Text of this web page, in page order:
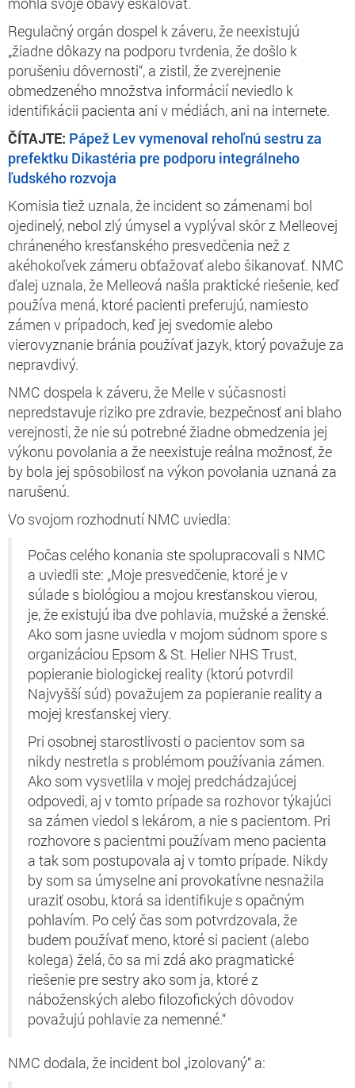
Regulačný orgán dospel k záveru, že neexistujú
„žiadne dôkazy na podporu tvrdenia, že došlo k
porušeniu dôvernosti“, a zistil, že zverejnenie
obmedzeného množstva informácií neviedlo k
identifikácii pacienta ani v médiách, ani na internete.
ČÍTAJTE: Pápež Lev vymenoval rehoľnú sestru za
prefektku Dikastéria pre podporu integrálneho
ľudského rozvoja
Komisia tiež uznala, že incident so zámenami bol
ojedinelý, nebol zlý úmysel a vyplýval skôr z Melleovej
chráneného kresťanského presvedčenia než z
akéhokoľvek zámeru obťažovať alebo šikanovať. NMC
ďalej uznala, že Melleová našla praktické riešenie, keď
používa mená, ktoré pacienti preferujú, namiesto
zámen v prípadoch, keď jej svedomie alebo
vierovyznanie bránia používať jazyk, ktorý považuje za
nepravdivý.
NMC dospela k záveru, že Melle v súčasnosti
nepredstavuje riziko pre zdravie, bezpečnosť ani blaho
verejnosti, že nie sú potrebné žiadne obmedzenia jej
výkonu povolania a že neexistuje reálna možnosť, že
by bola jej spôsobilosť na výkon povolania uznaná za
narušenú.
Vo svojom rozhodnutí NMC uviedla:
Počas celého konania ste spolupracovali s NMC
a uviedli ste: „Moje presvedčenie, ktoré je v
súlade s biológiou a mojou kresťanskou vierou,
je, že existujú iba dve pohlavia, mužské a ženské.
Ako som jasne uviedla v mojom súdnom spore s
organizáciou Epsom & St. Helier NHS Trust,
popieranie biologickej reality (ktorú potvrdil
Najvyšší súd) považujem za popieranie reality a
mojej kresťanskej viery.
Pri osobnej starostlivosti o pacientov som sa
nikdy nestretla s problémom používania zámen.
Ako som vysvetlila v mojej predchádzajúcej
odpovedi, aj v tomto prípade sa rozhovor týkajúci
sa zámen viedol s lekárom, a nie s pacientom. Pri
rozhovore s pacientmi používam meno pacienta
a tak som postupovala aj v tomto prípade. Nikdy
by som sa úmyselne ani provokatívne nesnažila
uraziť osobu, ktorá sa identifikuje s opačným
pohlavím. Po celý čas som potvrdzovala, že
budem používať meno, ktoré si pacient (alebo
kolega) želá, čo sa mi zdá ako pragmatické
riešenie pre sestry ako som ja, ktoré z
náboženských alebo filozofických dôvodov
považujú pohlavie za nemenné.“
NMC dodala, že incident bol „izolovaný“ a: